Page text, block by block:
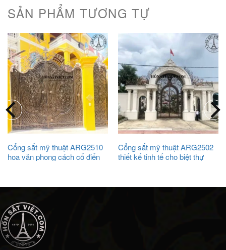
SẢN PHẨM TƯƠNG TỰ
Cổng sắt mỹ thuật ARG2510
hoa văn phong cách cổ điển
Cổng sắt mỹ thuật ARG2502
thiết kế tinh tế cho biệt thự